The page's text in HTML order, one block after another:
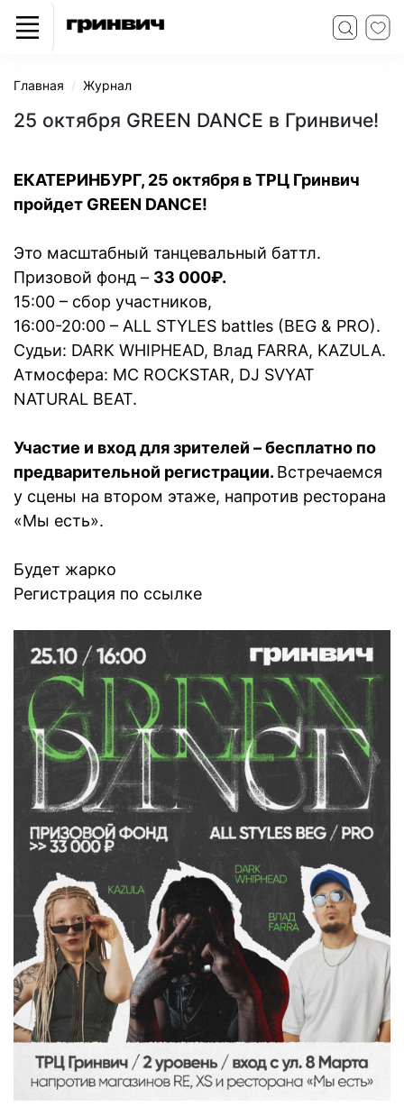
Главная Журнал
25 октября GREEN DANCE в Гринвиче!
ЕКАТЕРИНБУРГ, 25 октября в ТРЦ Гринвич
пройдет GREEN DANCE!
Это масштабный танцевальный баттл.
Призовой фонд – 33 000₽.
15:00 – сбор участников,
16:00-20:00 – ALL STYLES battles (BEG & PRO).
Судьи: DARK WHIPHEAD, Влад FARRA, KAZULA.
Атмосфера: MC ROCKSTAR, DJ SVYAT
NATURAL BEAT.
Участие и вход для зрителей – бесплатно по
предварительной регистрации. Встречаемся
у сцены на втором этаже, напротив ресторана
«Мы есть».
Будет жарко
Регистрация по ссылке